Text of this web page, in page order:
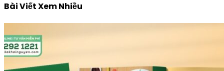
Bài Viết Xem Nhiều